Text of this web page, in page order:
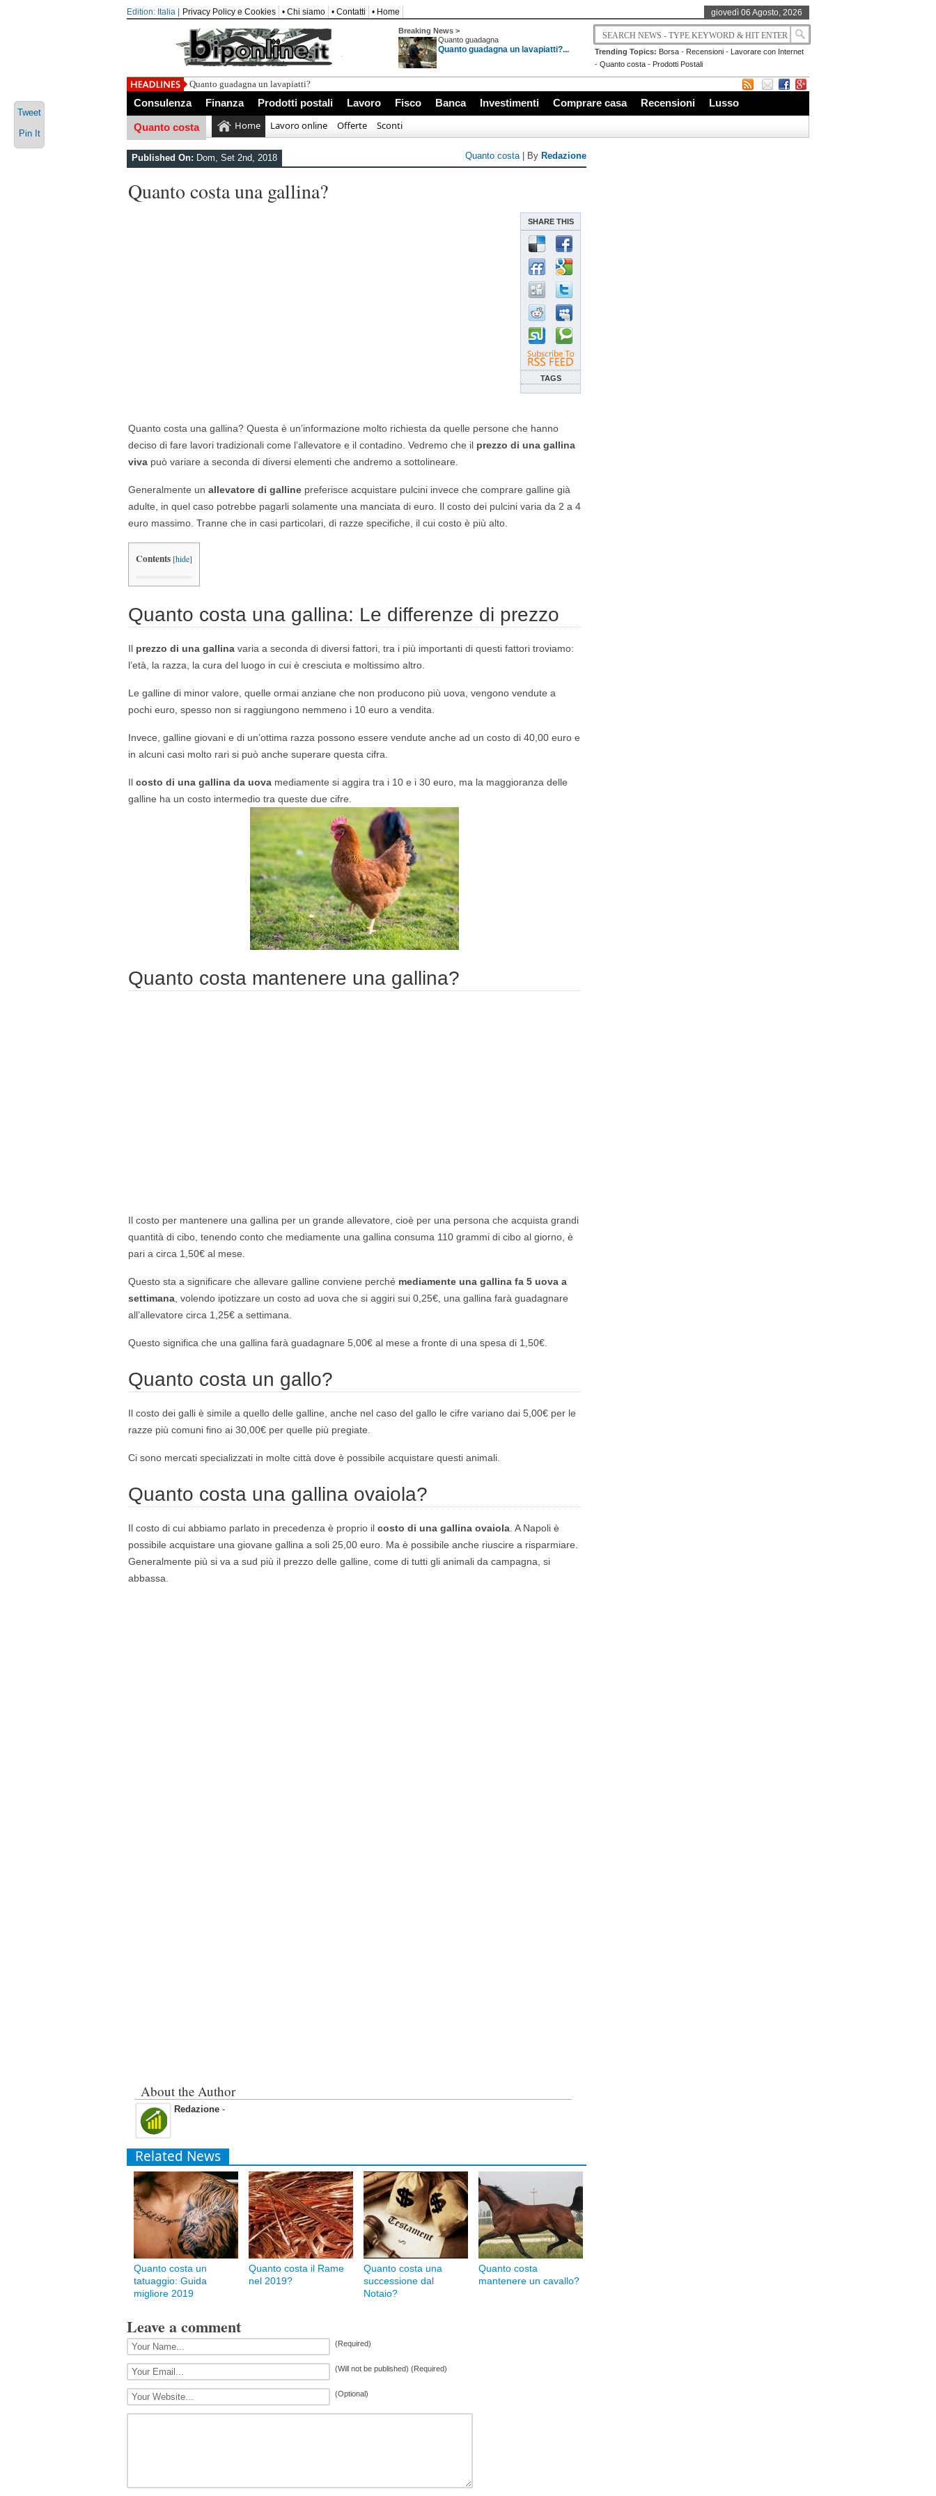
Edition: Italia | Privacy Policy e Cookies • Chi siamo • Contatti • Home giovedì 06 Agosto, 2026
Breaking News >
Quanto guadagna
Quanto guadagna un lavapiatti?... Trending Topics: Borsa - Recensioni - Lavorare con Internet
- Quanto costa - Prodotti Postali
Quanto guadagna un lavapiatti?
Consulenza Finanza Prodotti postali Lavoro Fisco Banca Investimenti Comprare casa Recensioni Lusso
Quanto costa Home Lavoro online Offerte Sconti
Published On: Dom, Set 2nd, 2018 Quanto costa| By Redazione
Quanto costa una gallina?
SHARE THIS
TAGS
Quanto costa una gallina? Questa è un’informazione molto richiesta da quelle persone che hanno
deciso di fare lavori tradizionali come l’allevatore e il contadino. Vedremo che il prezzo di una gallina
viva può variare a seconda di diversi elementi che andremo a sottolineare.
Generalmente un allevatore di galline preferisce acquistare pulcini invece che comprare galline già
adulte, in quel caso potrebbe pagarli solamente una manciata di euro. Il costo dei pulcini varia da 2 a 4
euro massimo. Tranne che in casi particolari, di razze specifiche, il cui costo è più alto.
Contents [hide]
Quanto costa una gallina: Le differenze di prezzo
Il prezzo di una gallina varia a seconda di diversi fattori, tra i più importanti di questi fattori troviamo:
l’età, la razza, la cura del luogo in cui è cresciuta e moltissimo altro.
Le galline di minor valore, quelle ormai anziane che non producono più uova, vengono vendute a
pochi euro, spesso non si raggiungono nemmeno i 10 euro a vendita.
Invece, galline giovani e di un’ottima razza possono essere vendute anche ad un costo di 40,00 euro e
in alcuni casi molto rari si può anche superare questa cifra.
Il costo di una gallina da uova mediamente si aggira tra i 10 e i 30 euro, ma la maggioranza delle
galline ha un costo intermedio tra queste due cifre.
Quanto costa mantenere una gallina?
Il costo per mantenere una gallina per un grande allevatore, cioè per una persona che acquista grandi
quantità di cibo, tenendo conto che mediamente una gallina consuma 110 grammi di cibo al giorno, è
pari a circa 1,50€ al mese.
Questo sta a significare che allevare galline conviene perché mediamente una gallina fa 5 uova a
settimana , volendo ipotizzare un costo ad uova che si aggiri sui 0,25€, una gallina farà guadagnare
all’allevatore circa 1,25€ a settimana.
Questo significa che una gallina farà guadagnare 5,00€ al mese a fronte di una spesa di 1,50€.
Quanto costa un gallo?
Il costo dei galli è simile a quello delle galline, anche nel caso del gallo le cifre variano dai 5,00€ per le
razze più comuni fino ai 30,00€ per quelle più pregiate.
Ci sono mercati specializzati in molte città dove è possibile acquistare questi animali.
Quanto costa una gallina ovaiola?
Il costo di cui abbiamo parlato in precedenza è proprio il costo di una gallina ovaiola . A Napoli è
possibile acquistare una giovane gallina a soli 25,00 euro. Ma è possibile anche riuscire a risparmiare.
Generalmente più si va a sud più il prezzo delle galline, come di tutti gli animali da campagna, si
abbassa.
About the Author
Redazione -
Related News
Quanto costa un
tatuaggio: Guida
migliore 2019
Quanto costa il Rame
nel 2019?
Quanto costa una
successione dal
Notaio?
Quanto costa
mantenere un cavallo?
Leave a comment
(Required)
(Will not be published) (Required)
(Optional)
Tweet
Pin It